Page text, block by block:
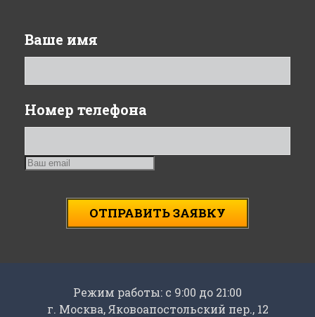
Ваше имя
Номер телефона
ОТПРАВИТЬ ЗАЯВКУ
Режим работы: с 9:00 до 21:00
г. Москва, Яковоапостольский пер., 12